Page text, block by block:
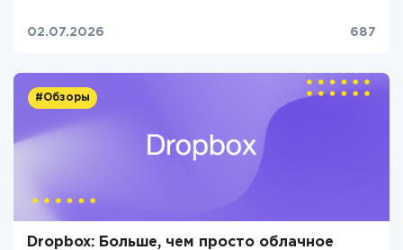
02.07.2026 687
#Обзоры
Dropbox: Больше, чем просто облачное